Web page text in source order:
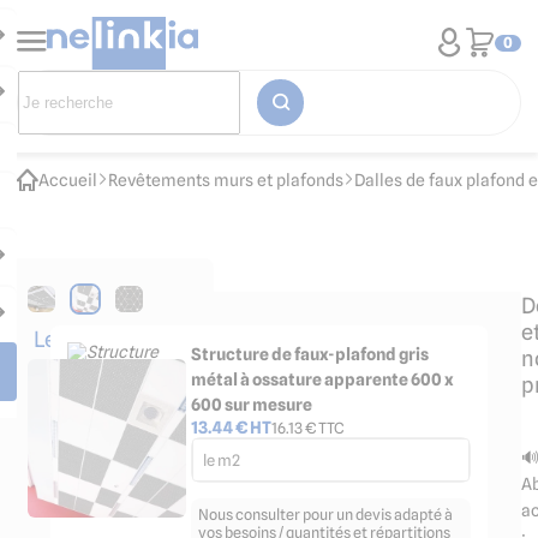
0
Accueil Revêtements murs et plafonds Dalles de faux plafond
Les
accessoires
indispensables
Structure de faux-plafond gris
métal à ossature apparente 600 x
600 sur mesure
13.44€ HT16.13€ TTC
le m2
Nous consulter pour un devis adapté à
vos besoins / quantités et répartitions
🔊